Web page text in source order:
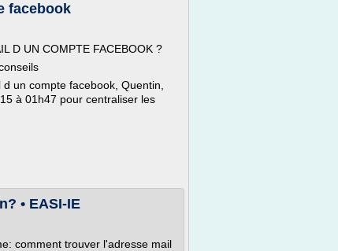
facebook
D UN COMPTE FACEBOOK ?
un compte facebook, Quentin,
à 01h47 pour centraliser les
• EASI-IE
comment trouver l'adresse mail